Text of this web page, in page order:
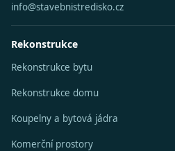
info@stavebnistredisko.cz
Rekonstrukce
Rekonstrukce bytu
Rekonstrukce domu
Koupelny a bytová jádra
Komerční prostory